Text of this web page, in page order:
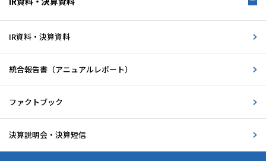
IR資料・決算資料
統合報告書 （アニュアルレポート）
ファクトブック
決算説明会・決算短信